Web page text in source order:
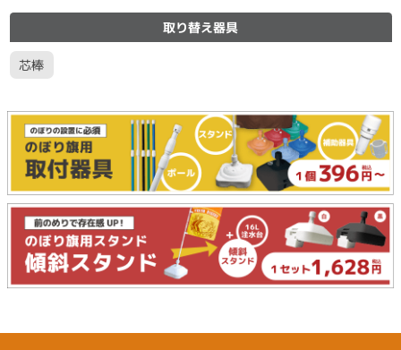
取り替え器具
芯棒